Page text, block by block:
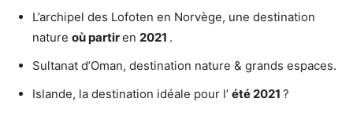
L’archipel des Lofoten en Norvège, une destination
nature où partiren 2021 .
Sultanat d’Oman, destination nature & grands espaces.
Islande, la destination idéale pour l’ été 2021 ?